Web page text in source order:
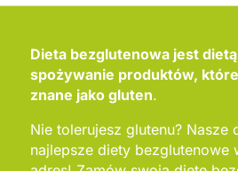
Dieta bezglutenowa jest
spożywanie produktów,
znane jako gluten.
Nie tolerujesz glutenu?
najlepsze diety